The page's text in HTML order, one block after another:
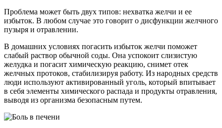
Проблема может быть двух типов: нехватка желчи и ее
избыток. В любом случае это говорит о дисфункции желчного
пузыря и отравлении.
В домашних условиях погасить избыток желчи поможет
слабый раствор обычной соды. Она успокоит слизистую
желудка и погасит химическую реакцию, снимет отек
желчных протоков, стабилизируя работу. Из народных средств
люди используют активированный уголь, который впитывает
в себя элементы химического распада и продукты отравления,
выводя из организма безопасным путем.